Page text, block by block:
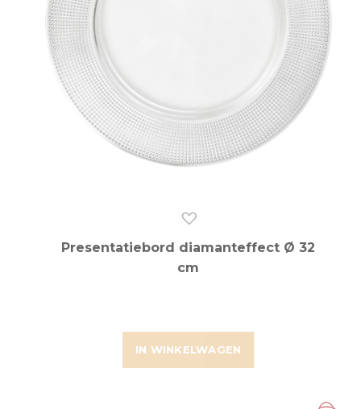
IN WINKELWAGEN
Presentatiebord diamanteffect Ø 32
cm